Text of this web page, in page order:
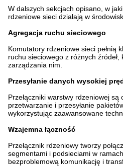
W dalszych sekcjach opisano, w
rdzeniowe sieci działają w
Agregacja ruchu sieciowego
Komutatory rdzeniowe sieci pełnią
ruchu sieciowego z różnych
zarządzania nim.
Przesyłanie danych wysokiej
Przełączniki warstwy rdzeniowej są
przetwarzanie i przesyłanie
wykorzystując zaawansowane
Wzajemna łączność
Przełącznik rdzeniowy tworzy
segmentami i podsieciami w
bezproblemową komunikację i